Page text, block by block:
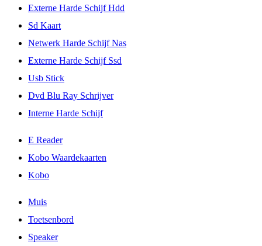
Externe Harde Schijf Hdd
Sd Kaart
Netwerk Harde Schijf Nas
Externe Harde Schijf Ssd
Usb Stick
Dvd Blu Ray Schrijver
Interne Harde Schijf
E Reader
Kobo Waardekaarten
Kobo
Muis
Toetsenbord
Speaker